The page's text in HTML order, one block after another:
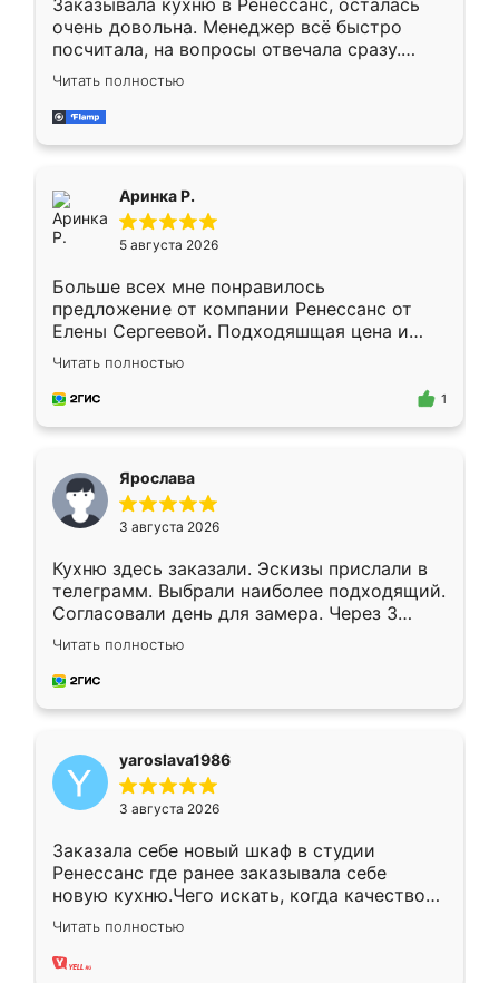
Заказывала кухню в Ренессанс, осталась
очень довольна. Менеджер всё быстро
посчитала, на вопросы отвечала сразу.
Замерщик приехал в субботу, подошёл к
делу со всей ответственностью. Собрали
за день, ребята работали аккуратно, даже
Читать полностью
Аринка Р.
5 августа 2026
Больше всех мне понравилось
предложение от компании Ренессанс от
Елены Сергеевой. Подходяшщая цена и
короткие сроки изготовления. Приехавший
для замера сотрудник Владислав
предложил по моему эскизу самый
Читать полностью
1
Ярослава
3 августа 2026
Кухню здесь заказали. Эскизы прислали в
телеграмм. Выбрали наиболее подходящий.
Согласовали день для замера. Через 3
недели кухня была уже готова. Остались
довольны работой. Спасибо Ренессанс
мебель за качественную работу!
Читать полностью
yaroslava1986
3 августа 2026
Заказала себе новый шкаф в студии
Ренессанс где ранее заказывала себе
новую кухню.Чего искать, когда качеством
вполне довольна. Служит кухня уже почти
два года, нареканий нет.
Читать полностью